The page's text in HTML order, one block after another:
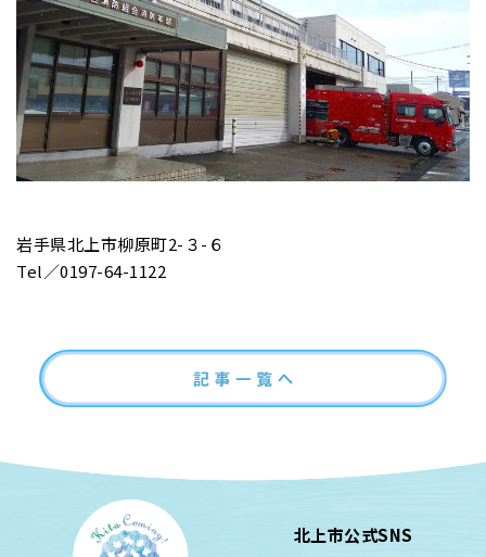
岩手県北上市柳原町2-３-６
Tel／0197-64-1122
北上市公式SNS